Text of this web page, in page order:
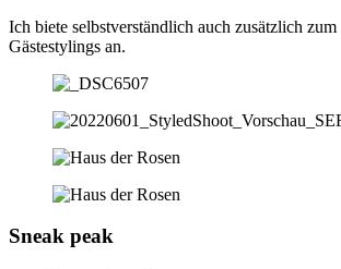
Ich biete selbstverständlich auch zusätzlich
Gästestylings an.
Sneak peak